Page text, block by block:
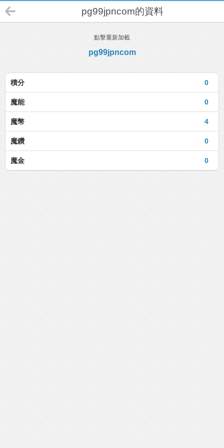
pg99jpncom的資料
點擊重新加載
pg99jpncom
0
積分
0
魔能
4
魔幣
0
魔鑽
0
魔金